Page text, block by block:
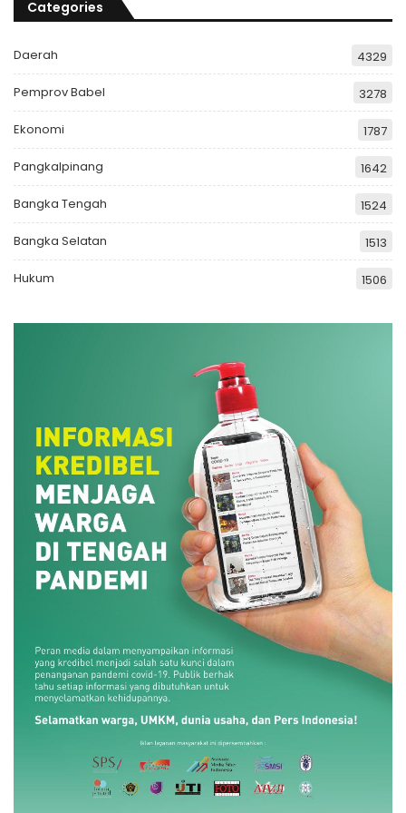
Categories
Daerah 4329
Pemprov Babel 3278
Ekonomi 1787
Pangkalpinang 1642
Bangka Tengah 1524
Bangka Selatan 1513
Hukum 1506